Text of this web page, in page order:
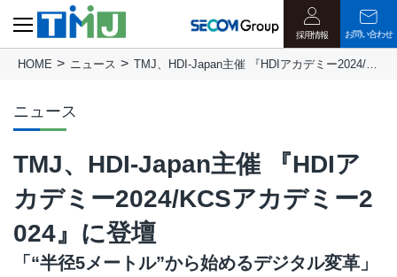
採用情報 お問い合わせ
HOME ニュース TMJ、HDI-Japan主催 『HDIアカデミー2024/KCSアカデミー2024』に登壇
ニュース
TMJ、HDI-Japan主催 『HDIア
カデミー2024/KCSアカデミー2
024』に登壇
「“半径5メートル”から始めるデジタル変革」